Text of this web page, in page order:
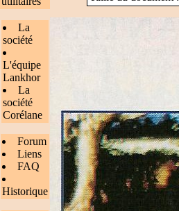
La
société
L'équipe
Lankhor
La
société
Corélane
Forum
Liens
FAQ
Historique